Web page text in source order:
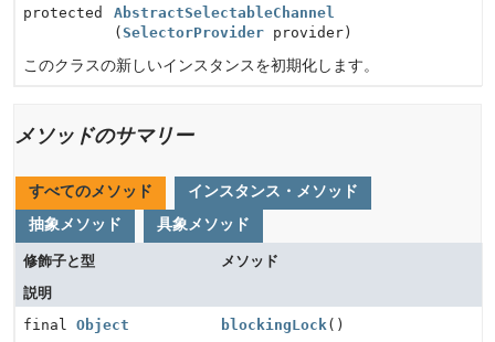
protected
AbstractSelectableChannel
( SelectorProvider provider)
このクラスの新しいインスタンスを初期化します。
メソッドのサマリー
すべてのメソッド
インスタンス・メソッド
抽象メソッド
具象メソッド
修飾子と型
メソッド
説明
final Object blockingLock()